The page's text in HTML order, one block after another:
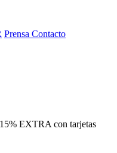
Prensa Contacto
EXTRA con tarjetas